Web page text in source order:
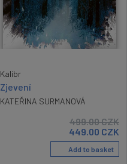
Kalibr
Zjevení
KATEŘINA SURMANOVÁ
499.00CZK
449.00 CZK
Add to basket